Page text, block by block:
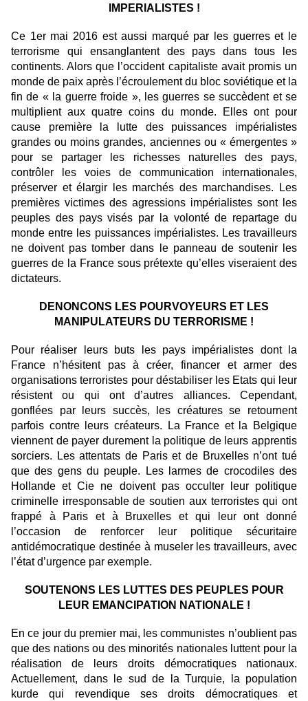
IMPERIALISTES !
Ce 1er mai 2016 est aussi marqué par les guerres et le
terrorisme qui ensanglantent des pays dans tous les
continents. Alors que l’occident capitaliste avait promis un
monde de paix après l’écroulement du bloc soviétique et la
fin de « la guerre froide », les guerres se succèdent et se
multiplient aux quatre coins du monde. Elles ont pour
cause première la lutte des puissances impérialistes
grandes ou moins grandes, anciennes ou « émergentes »
pour se partager les richesses naturelles des pays,
contrôler les voies de communication internationales,
préserver et élargir les marchés des marchandises. Les
premières victimes des agressions impérialistes sont les
peuples des pays visés par la volonté de repartage du
monde entre les puissances impérialistes. Les travailleurs
ne doivent pas tomber dans le panneau de soutenir les
guerres de la France sous prétexte qu’elles viseraient des
dictateurs.
DENONCONS LES POURVOYEURS ET LES
MANIPULATEURS DU TERRORISME !
Pour réaliser leurs buts les pays impérialistes dont la
France n’hésitent pas à créer, financer et armer des
organisations terroristes pour déstabiliser les Etats qui leur
résistent ou qui ont d’autres alliances. Cependant,
gonflées par leurs succès, les créatures se retournent
parfois contre leurs créateurs. La France et la Belgique
viennent de payer durement la politique de leurs apprentis
sorciers. Les attentats de Paris et de Bruxelles n’ont tué
que des gens du peuple. Les larmes de crocodiles des
Hollande et Cie ne doivent pas occulter leur politique
criminelle irresponsable de soutien aux terroristes qui ont
frappé à Paris et à Bruxelles et qui leur ont donné
l’occasion de renforcer leur politique sécuritaire
antidémocratique destinée à museler les travailleurs, avec
l’état d’urgence par exemple.
SOUTENONS LES LUTTES DES PEUPLES POUR
LEUR EMANCIPATION NATIONALE !
En ce jour du premier mai, les communistes n’oublient pas
que des nations ou des minorités nationales luttent pour la
réalisation de leurs droits démocratiques nationaux.
Actuellement, dans le sud de la Turquie, la population
kurde qui revendique ses droits démocratiques et